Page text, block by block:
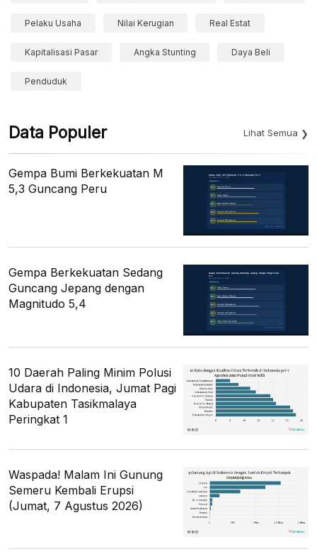
Pelaku Usaha Nilai Kerugian Real Estat
Kapitalisasi Pasar Angka Stunting Daya Beli
Penduduk
Data Populer Lihat Semua
Gempa Bumi Berkekuatan M
5,3 Guncang Peru
Gempa Berkekuatan Sedang
Guncang Jepang dengan
Magnitudo 5,4
10 Daerah Paling Minim Polusi
Udara di Indonesia, Jumat Pagi
Kabupaten Tasikmalaya
Peringkat 1
Waspada! Malam Ini Gunung
Semeru Kembali Erupsi
(Jumat, 7 Agustus 2026)